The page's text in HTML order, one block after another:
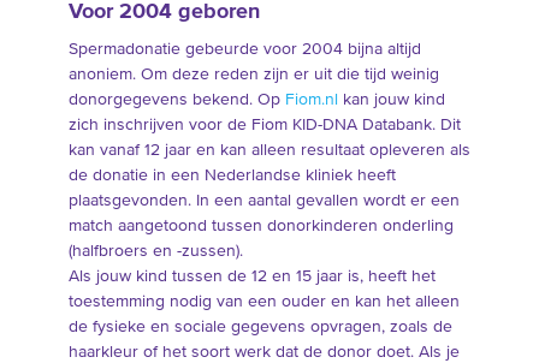
Voor 2004 geboren
Spermadonatie gebeurde voor 2004 bijna altijd
anoniem. Om deze reden zijn er uit die tijd weinig
donorgegevens bekend. Op Fiom.nl
kan jouw kind
zich inschrijven voor de Fiom KID-DNA Databank. Dit
kan vanaf 12 jaar en kan alleen resultaat opleveren als
de donatie in een Nederlandse kliniek heeft
plaatsgevonden. In een aantal gevallen wordt er een
match aangetoond tussen donorkinderen onderling
(halfbroers en -zussen).
Als jouw kind tussen de 12 en 15 jaar is, heeft het
toestemming nodig van een ouder en kan het alleen
de fysieke en sociale gegevens opvragen, zoals de
haarkleur of het soort werk dat de donor doet. Als je